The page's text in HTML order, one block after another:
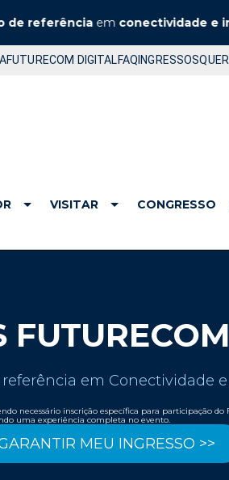
emconectividade e
FUTURECOM DIGITALFAQ INGRESSOS
VISITAR CONGRESSO
em Conectividade e
necessário inscrição específica para participação
uma experiência completa no evento.
MEU INGRESSO >>